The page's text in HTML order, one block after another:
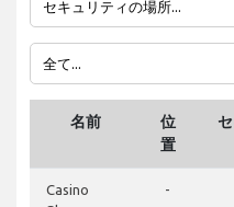
名前
位
置
Casino
-